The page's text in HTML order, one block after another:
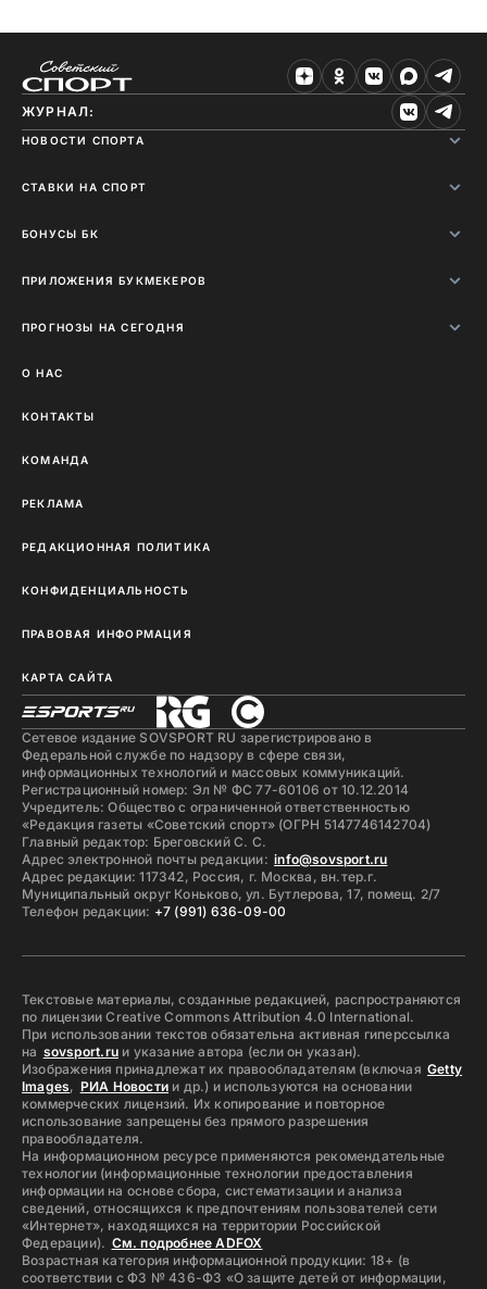
ЖУРНАЛ:
НОВОСТИ СПОРТА
СТАВКИ НА СПОРТ
БОНУСЫ БК
ПРИЛОЖЕНИЯ БУКМЕКЕРОВ
ПРОГНОЗЫ НА СЕГОДНЯ
О НАС
КОНТАКТЫ
КОМАНДА
РЕКЛАМА
РЕДАКЦИОННАЯ ПОЛИТИКА
КОНФИДЕНЦИАЛЬНОСТЬ
ПРАВОВАЯ ИНФОРМАЦИЯ
КАРТА САЙТА
Сетевое издание SOVSPORT RU зарегистрировано в
Федеральной службе по надзору в сфере связи,
информационных технологий и массовых коммуникаций.
Регистрационный номер: Эл № ФС 77-60106 от 10.12.2014
Учредитель: Общество с ограниченной ответственностью
«Редакция газеты «Советский спорт» (ОГРН 5147746142704)
Главный редактор: Бреговский С. С.
Адрес электронной почты редакции: info@sovsport.ru
Адрес редакции: 117342, Россия, г. Москва, вн.тер.г.
Муниципальный округ Коньково, ул. Бутлерова, 17, помещ. 2/7
Телефон редакции: +7 (991) 636-09-00
Текстовые материалы, созданные редакцией, распространяются
по лицензии Creative Commons Attribution 4.0 International.
При использовании текстов обязательна активная гиперссылка
на sovsport.ruи указание автора (если он указан).
Изображения принадлежат их правообладателям (включая Getty
Images, РИА Новости и др.) и используются на основании
коммерческих лицензий. Их копирование и повторное
использование запрещены без прямого разрешения
правообладателя.
На информационном ресурсе применяются рекомендательные
технологии (информационные технологии предоставления
информации на основе сбора, систематизации и анализа
сведений, относящихся к предпочтениям пользователей сети
«Интернет», находящихся на территории Российской
Федерации). См. подробнее ADFOX
Возрастная категория информационной продукции: 18+ (в
соответствии с ФЗ № 436-ФЗ «О защите детей от информации,